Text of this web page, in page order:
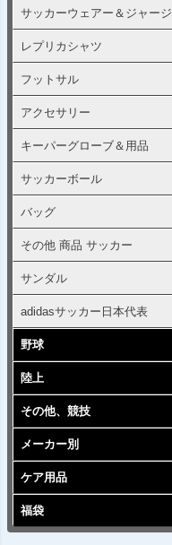
サッカーウェアー＆ジャージ
レプリカシャツ
フットサル
アクセサリー
キーパーグローブ＆用品
サッカーボール
バッグ
その他 商品 サッカー
サンダル
adidasサッカー日本代表
野球
陸上
その他、競技
メーカー別
ケア用品
福袋